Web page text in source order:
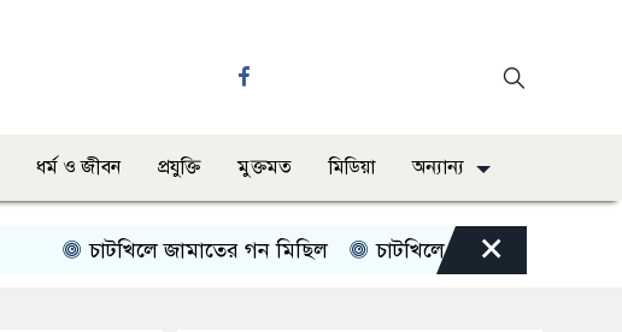
ধর্ম ও জীবন প্রযুক্তি মুক্তমত মিডিয়া অন্যান্য
চাটখিলে জামাতের গন মিছিল চাটখিলে পানিতে ডুবে শিশুর মৃত্যু
×